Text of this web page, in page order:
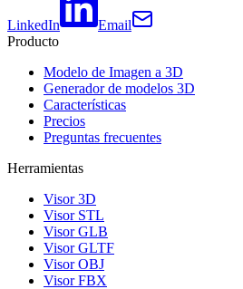
LinkedIn
Email
Producto
Modelo de Imagen a 3D
Generador de modelos 3D
Características
Precios
Preguntas frecuentes
Herramientas
Visor 3D
Visor STL
Visor GLB
Visor GLTF
Visor OBJ
Visor FBX